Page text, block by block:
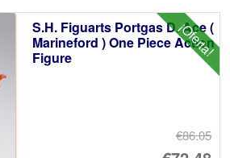
¡Oferta!
S.H. Figuarts Portgas D. Ace (
Marineford ) One Piece Action
Figure
€86.05